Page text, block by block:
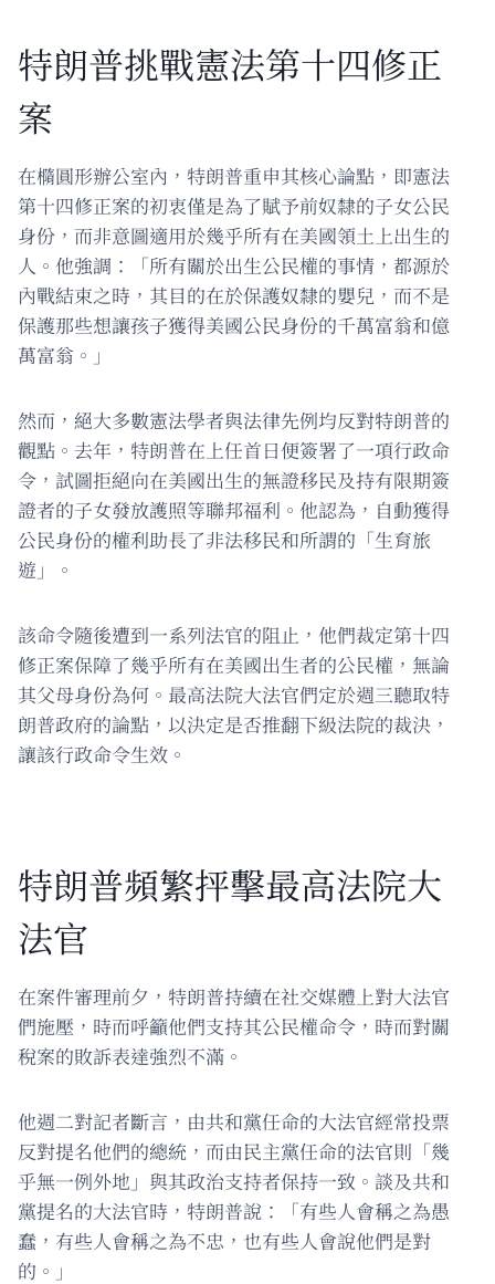
特朗普挑戰憲法第十四修正
案
在橢圓形辦公室內，特朗普重申其核心論點，即憲法
第十四修正案的初衷僅是為了賦予前奴隸的子女公民
身份，而非意圖適用於幾乎所有在美國領土上出生的
人。他強調：「所有關於出生公民權的事情，都源於
內戰結束之時，其目的在於保護奴隸的嬰兒，而不是
保護那些想讓孩子獲得美國公民身份的千萬富翁和億
萬富翁。」
然而，絕大多數憲法學者與法律先例均反對特朗普的
觀點。去年，特朗普在上任首日便簽署了一項行政命
令，試圖拒絕向在美國出生的無證移民及持有限期簽
證者的子女發放護照等聯邦福利。他認為，自動獲得
公民身份的權利助長了非法移民和所謂的「生育旅
遊」。
該命令隨後遭到一系列法官的阻止，他們裁定第十四
修正案保障了幾乎所有在美國出生者的公民權，無論
其父母身份為何。最高法院大法官們定於週三聽取特
朗普政府的論點，以決定是否推翻下級法院的裁決，
讓該行政命令生效。
特朗普頻繁抨擊最高法院大
法官
在案件審理前夕，特朗普持續在社交媒體上對大法官
們施壓，時而呼籲他們支持其公民權命令，時而對關
稅案的敗訴表達強烈不滿。
他週二對記者斷言，由共和黨任命的大法官經常投票
反對提名他們的總統，而由民主黨任命的法官則「幾
乎無一例外地」與其政治支持者保持一致。談及共和
黨提名的大法官時，特朗普說：「有些人會稱之為愚
蠢，有些人會稱之為不忠，也有些人會說他們是對
的。」